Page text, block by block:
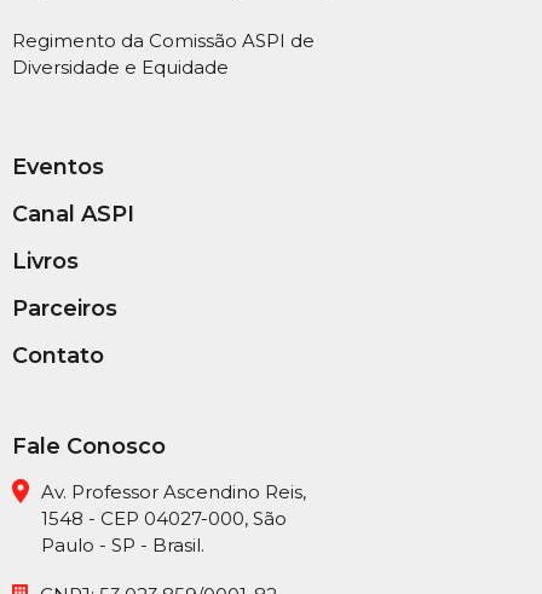
Regimento da Comissão ASPI de
Diversidade e Equidade
Eventos
Canal ASPI
Livros
Parceiros
Contato
Fale Conosco
Av. Professor Ascendino Reis,
1548 - CEP 04027-000, São
Paulo - SP - Brasil.